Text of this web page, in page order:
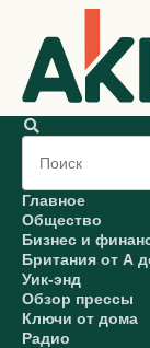
Главное
Общество
Бизнес и
Британия от А
Уик-энд
Обзор прессы
Ключи от дома
Радио